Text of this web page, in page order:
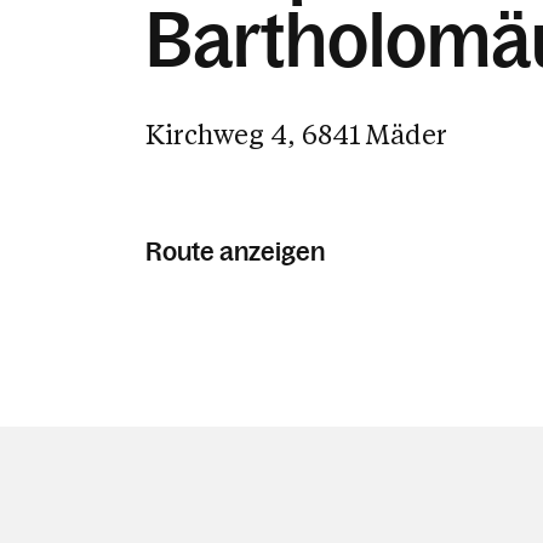
Kirchweg 4, 6841 Mäder
Route anzeigen